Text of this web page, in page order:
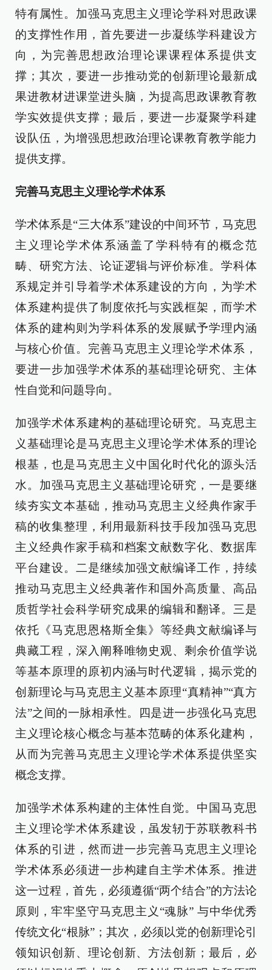
特有属性。加强马克思主义理论学科对思政课
的支撑性作用，首先要进一步凝练学科建设方
向，为完善思想政治理论课课程体系提供支
撑；其次，要进一步推动党的创新理论最新成
果进教材进课堂进头脑，为提高思政课教育教
学实效提供支撑；最后，要进一步凝聚学科建
设队伍，为增强思想政治理论课教育教学能力
提供支撑。
完善马克思主义理论学术体系
学术体系是“三大体系”建设的中间环节，马克思
主义理论学术体系涵盖了学科特有的概念范
畴、研究方法、论证逻辑与评价标准。学科体
系规定并引导着学术体系建设的方向，为学术
体系建构提供了制度依托与实践框架，而学术
体系的建构则为学科体系的发展赋予学理内涵
与核心价值。完善马克思主义理论学术体系，
要进一步加强学术体系的基础理论研究、主体
性自觉和问题导向。
加强学术体系建构的基础理论研究。马克思主
义基础理论是马克思主义理论学术体系的理论
根基，也是马克思主义中国化时代化的源头活
水。加强马克思主义基础理论研究，一是要继
续夯实文本基础，推动马克思主义经典作家手
稿的收集整理，利用最新科技手段加强马克思
主义经典作家手稿和档案文献数字化、数据库
平台建设。二是继续加强文献编译工作，持续
推动马克思主义经典著作和国外高质量、高品
质哲学社会科学研究成果的编辑和翻译。三是
依托《马克思恩格斯全集》等经典文献编译与
典藏工程，深入阐释唯物史观、剩余价值学说
等基本原理的原初内涵与时代逻辑，揭示党的
创新理论与马克思主义基本原理“真精神”“真方
法”之间的一脉相承性。四是进一步强化马克思
主义理论核心概念与基本范畴的体系化建构，
从而为完善马克思主义理论学术体系提供坚实
概念支撑。
加强学术体系构建的主体性自觉。中国马克思
主义理论学术体系建设，虽发轫于苏联教科书
体系的引进，然而进一步完善马克思主义理论
学术体系必须进一步构建自主学术体系。推进
这一过程，首先，必须遵循“两个结合”的方法论
原则，牢牢坚守马克思主义“魂脉” 与中华优秀
传统文化“根脉”；其次，必须以党的创新理论引
领知识创新、理论创新、方法创新；最后，必